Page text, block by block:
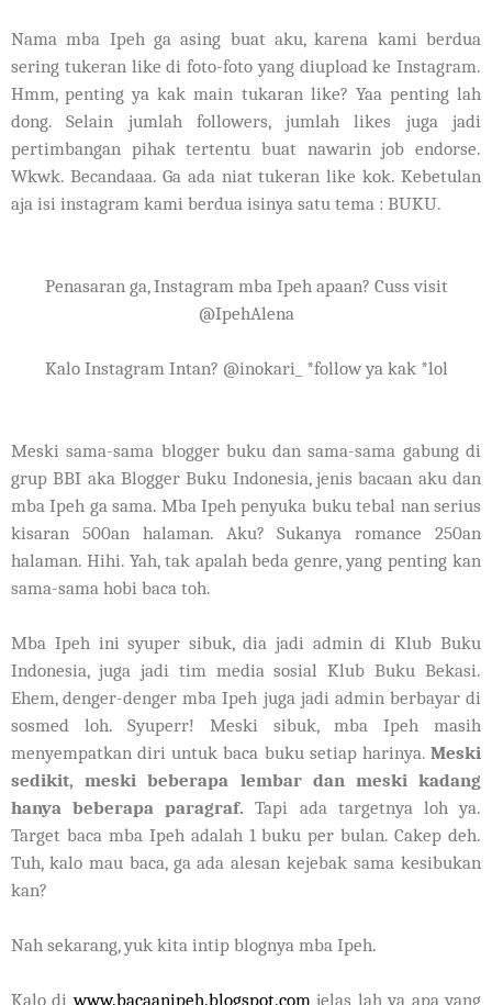
Nama mba Ipeh ga asing buat aku, karena kami berdua
sering tukeran like di foto-foto yang diupload ke Instagram.
Hmm, penting ya kak main tukaran like? Yaa penting lah
dong. Selain jumlah followers, jumlah likes juga jadi
pertimbangan pihak tertentu buat nawarin job endorse.
Wkwk. Becandaaa. Ga ada niat tukeran like kok. Kebetulan
aja isi instagram kami berdua isinya satu tema : BUKU.
Penasaran ga, Instagram mba Ipeh apaan? Cuss visit
@IpehAlena
Kalo Instagram Intan? @inokari_ *follow ya kak *lol
Meski sama-sama blogger buku dan sama-sama gabung di
grup BBI aka Blogger Buku Indonesia, jenis bacaan aku dan
mba Ipeh ga sama. Mba Ipeh penyuka buku tebal nan serius
kisaran 500an halaman. Aku? Sukanya romance 250an
halaman. Hihi. Yah, tak apalah beda genre, yang penting kan
sama-sama hobi baca toh.
Mba Ipeh ini syuper sibuk, dia jadi admin di Klub Buku
Indonesia, juga jadi tim media sosial Klub Buku Bekasi.
Ehem, denger-denger mba Ipeh juga jadi admin berbayar di
sosmed loh. Syuperr! Meski sibuk, mba Ipeh masih
menyempatkan diri untuk baca buku setiap harinya. Meski
sedikit, meski beberapa lembar dan meski kadang
hanya beberapa paragraf. Tapi ada targetnya loh ya.
Target baca mba Ipeh adalah 1 buku per bulan. Cakep deh.
Tuh, kalo mau baca, ga ada alesan kejebak sama kesibukan
kan?
Nah sekarang, yuk kita intip blognya mba Ipeh.
Kalo diwww.bacaanipeh.blogspot.com jelas lah ya apa yang